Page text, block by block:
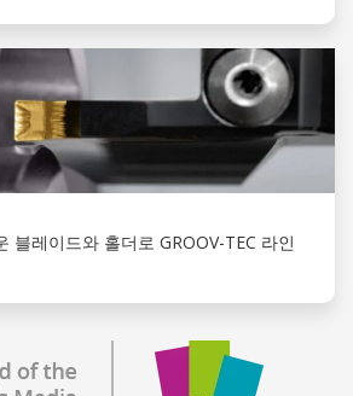
블레이드와 홀더로 GROOV-TEC 라인